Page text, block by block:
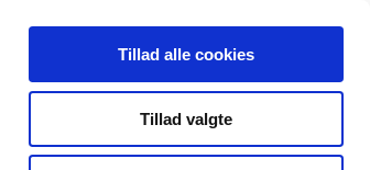
Tillad alle cookies
Tillad valgte
Særlige